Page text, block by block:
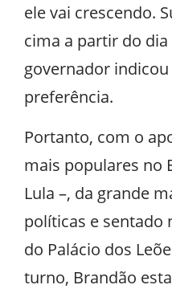
ele vai crescendo.
cima a partir do
governador
preferência.
Portanto, com o
mais populares no
Lula –, da grande
políticas e sentado
do Palácio dos
turno, Brandão